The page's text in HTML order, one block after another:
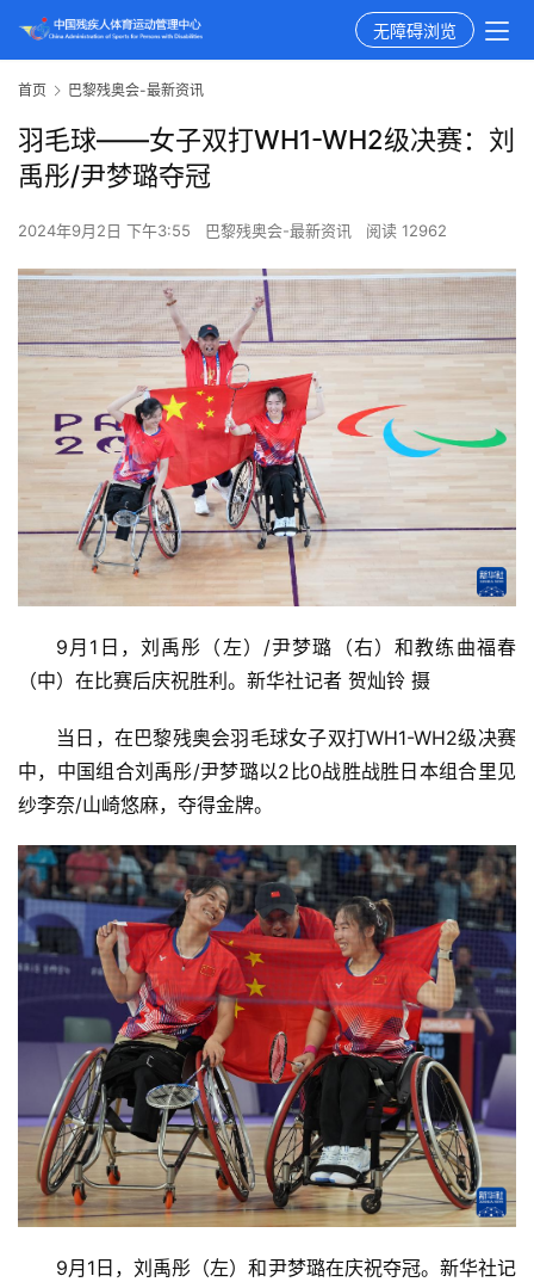
无障碍浏览
首页 巴黎残奥会-最新资讯
羽毛球——女子双打WH1-WH2级决赛：刘
禹彤/尹梦璐夺冠
2024年9月2日 下午3:55 巴黎残奥会-最新资讯 阅读 12962
9月1日，刘禹彤（左）/尹梦璐（右）和教练曲福春
（中）在比赛后庆祝胜利。新华社记者 贺灿铃 摄
当日，在巴黎残奥会羽毛球女子双打WH1-WH2级决赛
中，中国组合刘禹彤/尹梦璐以2比0战胜战胜日本组合里见
纱李奈/山崎悠麻，夺得金牌。
9月1日，刘禹彤（左）和尹梦璐在庆祝夺冠。新华社记